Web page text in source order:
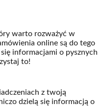
warto rozważyć w
online są do tego
informacjami o pysznych
to!
z twoją
dzielą się informacją o